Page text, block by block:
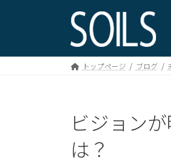
トップページ ブログ
ビジョン
は？